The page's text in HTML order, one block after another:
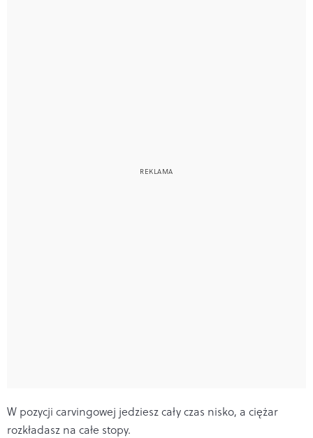
W pozycji carvingowej jedziesz cały czas nisko, a ciężar
rozkładasz na całe stopy.